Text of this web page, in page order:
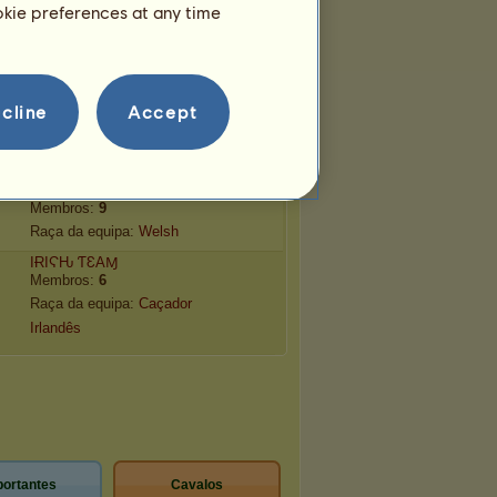
ᙏᙀSTᗩᑎᘜ Tᙓᗩᙏ ᙎOᖇᒪᗪ
Membros:
Raça da equipa:
Membros: 9
Raça da equipa: Welsh
ΙɌΙϚԊ ƬԐΑⱮ
Membros: 6
Raça da equipa: Caçador
Irlandês
Cavalos
preferences at any time
Accept